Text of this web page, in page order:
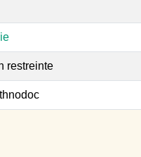
restreinte